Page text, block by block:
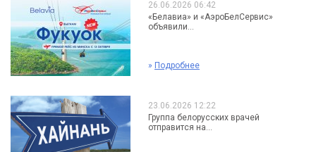
26.06.2026 06:42
«Белавиа» и «АэроБелСервис»
объявили...
» Подробнее
23.06.2026 12:22
Группа белорусских врачей
отправится на...